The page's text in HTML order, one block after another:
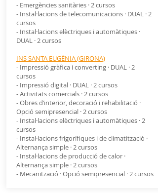
- Emergències sanitàries · 2 cursos
- Instal·lacions de telecomunicacions · DUAL · 2
cursos
- Instal·lacions elèctriques i automàtiques ·
DUAL · 2 cursos
INS SANTA EUGÈNIA (GIRONA)
- Impressió gràfica i converting · DUAL · 2
cursos
- Impressió digital · DUAL · 2 cursos
- Activitats comercials · 2 cursos
- Obres d’interior, decoració i rehabilitació ·
Opció semipresencial · 2 cursos
- Instal·lacions elèctriques i automàtiques · 2
cursos
- Instal·lacions frigorífiques i de climatització ·
Alternança simple · 2 cursos
- Instal·lacions de producció de calor ·
Alternança simple · 2 cursos
- Mecanització · Opció semipresencial · 2 cursos